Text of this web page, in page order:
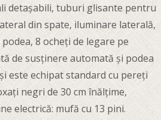
detașabili, tuburi glisante pentru
din spate, iluminare laterală,
8 ocheți de legare pe
de susținere automată și podea
este echipat standard cu pereți
negri de 30 cm înălțime,
electrică: mufă cu 13 pini.